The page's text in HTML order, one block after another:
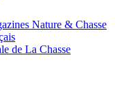
Nature & Chasse
de La Chasse